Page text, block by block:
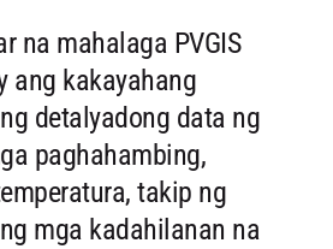
na mahalaga PVGIS
ang kakayahang
detalyadong data ng
paghahambing,
takip ng
mga kadahilanan na